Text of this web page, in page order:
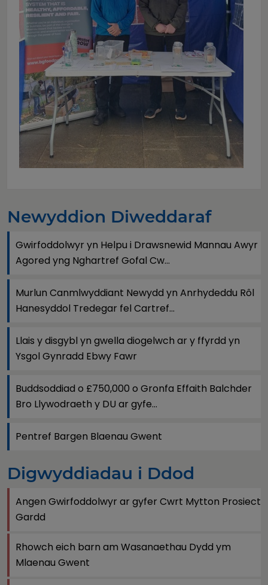
Newyddion Diweddaraf
Gwirfoddolwyr yn Helpu i Drawsnewid Mannau Awyr
Agored yng Nghartref Gofal Cw...
Murlun Canmlwyddiant Newydd yn Anrhydeddu Rôl
Hanesyddol Tredegar fel Cartref...
Llais y disgybl yn gwella diogelwch ar y ffyrdd yn
Ysgol Gynradd Ebwy Fawr
Buddsoddiad o £750,000 o Gronfa Effaith Balchder
Bro Llywodraeth y DU ar gyfe...
Pentref Bargen Blaenau Gwent
Digwyddiadau i Ddod
Angen Gwirfoddolwyr ar gyfer Cwrt Mytton Prosiect
Gardd
Rhowch eich barn am Wasanaethau Dydd ym
Mlaenau Gwent